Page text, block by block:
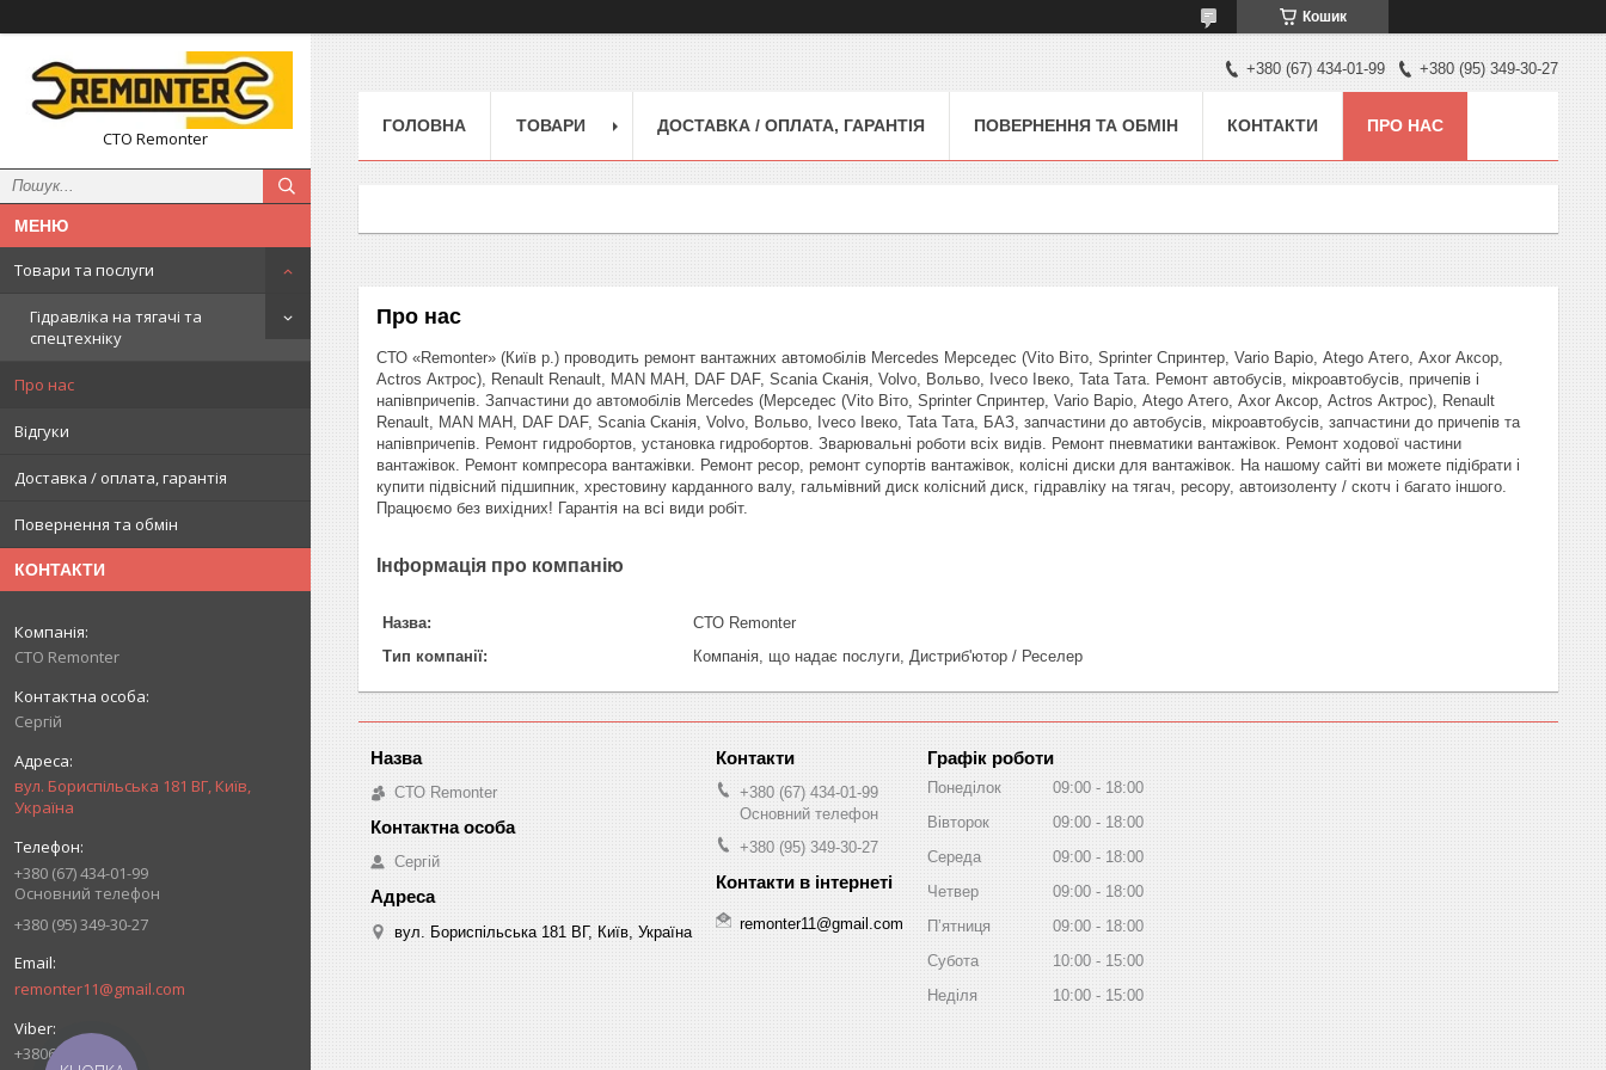
Кошик
СТО Remonter
Товари та послуги
Гідравліка на тягачі та
спецтехніку
Про нас
Відгуки
Доставка / оплата, гарантія
Повернення та обмін
КОНТАКТИ
СТО Remonter
Сергій
вул. Бориспільська 181 ВГ, Київ,
Україна
+380 (67) 434-01-99
Основний телефон
+380 (95) 349-30-27
remonter11@gmail.com
+380680728577
+380 (67) 434-01-99 +380 (95) 349-30-27
ГОЛОВНА ТОВАРИ ДОСТАВКА / ОПЛАТА, ГАРАНТІЯ ПОВЕРНЕННЯ ТА ОБМІН КОНТАКТИ ПРО НАС
Про нас
СТО «Remonter» (Київ р.) проводить ремонт вантажних автомобілів Mercedes Мерседес (Vito Віто, Sprinter Спринтер, Vario Варіо, Atego Атего, Axor Аксор,
Actros Актрос), Renault Renault, MAN МАН, DAF DAF, Scania Сканія, Volvo, Вольво, Iveco Івеко, Tata Тата. Ремонт автобусів, мікроавтобусів, причепів і
напівпричепів. Запчастини до автомобілів Mercedes (Мерседес (Vito Віто, Sprinter Спринтер, Vario Варіо, Atego Атего, Axor Аксор, Actros Актрос), Renault
Renault, MAN МАН, DAF DAF, Scania Сканія, Volvo, Вольво, Iveco Івеко, Tata Тата, БАЗ, запчастини до автобусів, мікроавтобусів, запчастини до причепів та
напівпричепів. Ремонт гидробортов, установка гидробортов. Зварювальні роботи всіх видів. Ремонт пневматики вантажівок. Ремонт ходової частини
вантажівок. Ремонт компресора вантажівки. Ремонт ресор, ремонт супортів вантажівок, колісні диски для вантажівок. На нашому сайті ви можете підібрати і
купити підвісний підшипник, хрестовину карданного валу, гальмівний диск колісний диск, гідравліку на тягач, ресору, автоизоленту / скотч і багато іншого.
Працюємо без вихідних! Гарантія на всі види робіт.
Інформація про компанію
Назва:
СТО Remonter
Тип компанії:
Компанія, що надає послуги, Дистриб'ютор / Реселер
СТО Remonter
Сергій
вул. Бориспільська 181 ВГ, Київ, Україна
+380 (67) 434-01-99
Основний телефон
+380 (95) 349-30-27
remonter11@gmail.com
Графік роботи
Понеділок 09:00
18:00
Вівторок
09:00
18:00
Середа
09:00
18:00
Четвер
09:00
18:00
Пʼятниця
09:00
18:00
Субота
10:00
15:00
Неділя
10:00 15:00